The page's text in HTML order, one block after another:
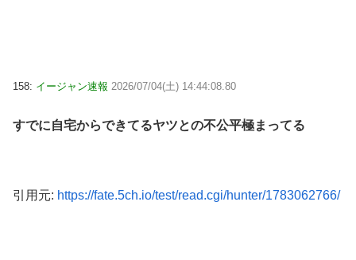
158: イージャン速報 2026/07/04(土) 14:44:08.80
すでに自宅からできてるヤツとの不公平極まってる
引用元: https://fate.5ch.io/test/read.cgi/hunter/1783062766/